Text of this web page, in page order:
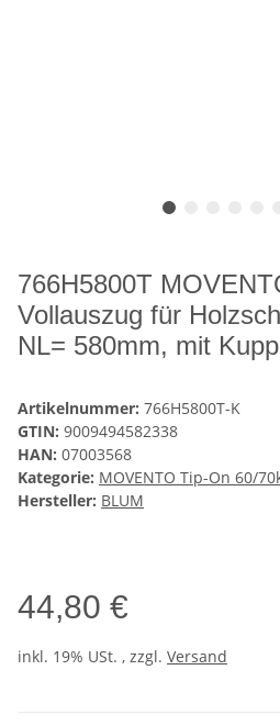
766H5800T
Vollauszug für
NL= 580mm, mit
Artikelnummer: 766H5800T-K
GTIN: 9009494582338
HAN: 07003568
Kategorie: MOVENTO Tip-On 60/
Hersteller: BLUM
44,80 €
inkl. 19% USt. , zzgl. Versand